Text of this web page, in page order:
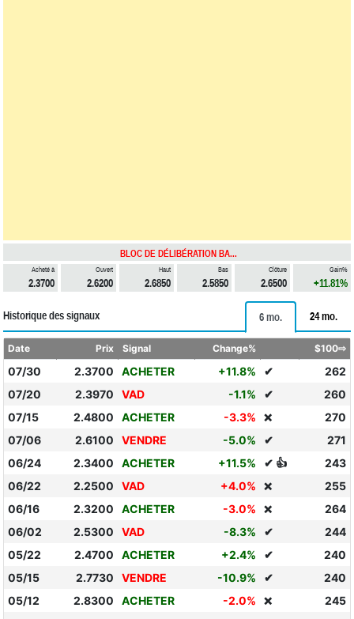
BLOC DE DÉLIBÉRATION BA...
Acheté à
2.3700
Ouvert
2.6200
Haut
2.6850
Bas
2.5850
Clôture
2.6500
Gain%
+11.81%
Historique des signaux 6 mo. 24 mo.
Date Prix Signal Change% $100⇨
07/30 2.3700 ACHETER +11.8% ✔
262
07/20
2.3970 VAD -1.1% ✔
260
07/15
2.4800 ACHETER -3.3% ❌
270
07/06
2.6100 VENDRE -5.0% ✔
271
06/24
2.3400 ACHETER +11.5% ✔ 👍
243
06/22
2.2500 VAD +4.0% ❌
255
06/16
2.3200 ACHETER -3.0% ❌
264
06/02
2.5300 VAD -8.3% ✔
244
05/22
2.4700 ACHETER +2.4% ✔
240
05/15
2.7730 VENDRE -10.9% ✔
240
05/12
2.8300 ACHETER -2.0% ❌
245